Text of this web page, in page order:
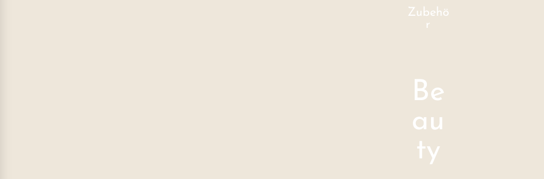
Zubehö
r
Be
au
ty